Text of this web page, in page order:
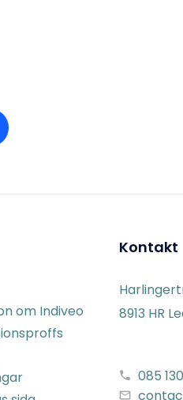
om Indiveo
Kontakt
8913 HR
085